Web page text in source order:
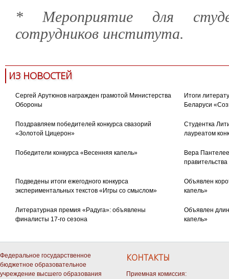
* Мероприятие для
сотрудников института.
ИЗ НОВОСТЕЙ
Сергей Арутюнов награжден грамотой Министерства
Обороны
Итоги
Беларуси
Поздравляем победителей конкурса свазорий
«Золотой Цицерон»
Студентка
лауреатом
Победители конкурса «Весенняя капель»
Вера
Подведены итоги ежегодного конкурса
экспериментальных текстов «Игры со смыслом»
Объявлен
капель»
Литературная премия «Радуга»: объявлены
финалисты 17-го сезона
Объявлен
капель»
Федеральное государственное
бюджетное образовательное
учреждение высшего образования
КОНТАКТЫ
Приемная комиссия: